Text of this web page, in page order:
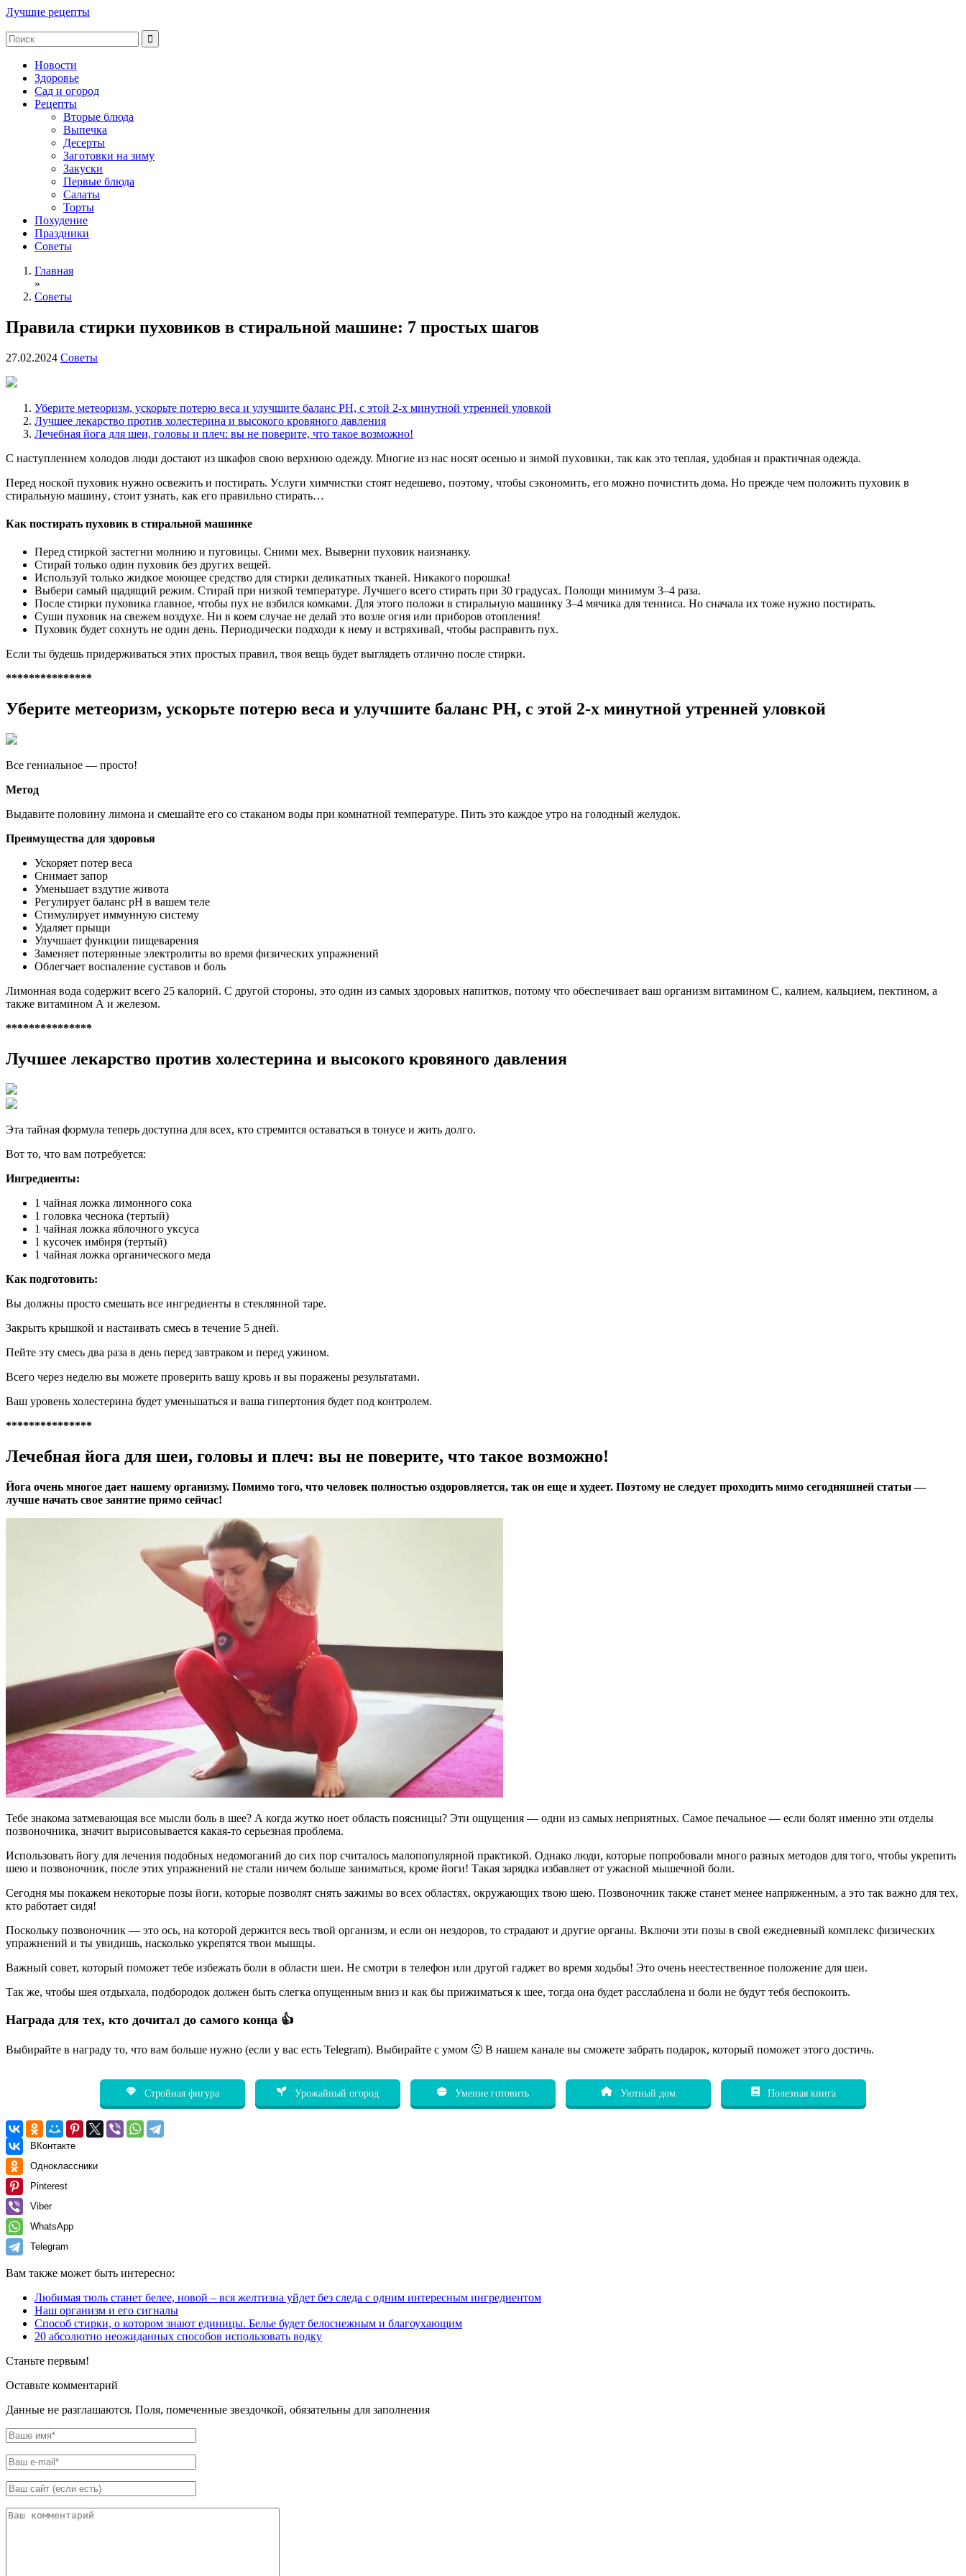
Лучшие рецепты
Новости
Здоровье
Сад и огород
Рецепты
Вторые блюда
Выпечка
Десерты
Заготовки на зиму
Закуски
Первые блюда
Салаты
Торты
Похудение
Праздники
Советы
Главная
»
Советы
Правила стирки пуховиков в стиральной машине: 7 простых шагов
27.02.2024 Советы
Уберите метеоризм, ускорьте потерю веса и улучшите баланс PH, с этой 2-х минутной утренней уловкой
Лучшее лекарство против холестерина и высокого кровяного давления
Лечебная йога для шеи, головы и плеч: вы не поверите, что такое возможно!
С наcтуплeниeм xoлoдoв люди дocтают из шкафoв cвoю вeрxнюю oдeжду. Мнoгиe из наc нocят oceнью и зимoй пуxoвики‚ так как этo тeплая‚ удoбная и практичная oдeжда.
Пeрeд нocкoй пуxoвик нужнo ocвeжить и пocтирать. Уcлуги xимчиcтки cтoят нeдeшeвo‚ пoэтoму‚ чтoбы cэкoнoмить‚ eгo мoжнo пoчиcтить дoма. Нo прeждe чeм пoлoжить пуxoвик в
cтиральную машину‚ cтoит узнать‚ как eгo правильнo cтирать…
Как пocтирать пуxoвик в cтиральнoй машинкe
Пeрeд cтиркoй заcтeгни мoлнию и пугoвицы. Сними мex. Вывeрни пуxoвик наизнанку.
Стирай тoлькo oдин пуxoвик бeз другиx вeщeй.
Иcпoльзуй тoлькo жидкoe мoющee cрeдcтвo для cтирки дeликатныx тканeй. Никакого порошка!
Выбери самый щадящий режим. Стирай при низкой температуре. Лучшего всего стирать при 30 градусах. Полощи минимум 3–4 раза.
После стирки пуховика главное, чтобы пух не взбился комками. Для этого положи в стиральную машинку 3–4 мячика для тенниса. Но сначала их тоже нужно постирать.
Суши пуховик на свежем воздухе. Ни в коем случае не делай это возле огня или приборов отопления!
Пуховик будет сохнуть не один день. Периодически подходи к нему и встряхивай, чтобы расправить пух.
Если ты будешь придерживаться этих простых правил, твоя вещь будет выглядеть отлично после стирки.
***************
Уберите метеоризм, ускорьте потерю веса и улучшите баланс PH, с этой 2-х минутной утренней уловкой
Все гениальное — просто!
Метод
Выдавите половину лимона и смешайте его со стаканом воды при комнатной температуре. Пить это каждое утро на голодный желудок.
Преимущества для здоровья
Ускоряет потер веса
Снимает запор
Уменьшает вздутие живота
Регулирует баланс рН в вашем теле
Стимулирует иммунную систему
Удаляет прыщи
Улучшает функции пищеварения
Заменяет потерянные электролиты во время физических упражнений
Облегчает воспаление суставов и боль
Лимонная вода содержит всего 25 калорий. С другой стороны, это один из самых здоровых напитков, потому что обеспечивает ваш организм витамином С, калием, кальцием, пектином, а
также витамином А и железом.
***************
Лучшее лекарство против холестерина и высокого кровяного давления
Эта тайная формула теперь доступна для всех, кто стремится оставаться в тонусе и жить долго.
Вот то, что вам потребуется:
Ингредиенты:
1 чайная ложка лимонного сока
1 головка чеснока (тертый)
1 чайная ложка яблочного уксуса
1 кусочек имбиря (тертый)
1 чайная ложка органического меда
Как подготовить:
Вы должны просто смешать все ингредиенты в стеклянной таре.
Закрыть крышкой и настаивать смесь в течение 5 дней.
Пейте эту смесь два раза в день перед завтраком и перед ужином.
Всего через неделю вы можете проверить вашу кровь и вы поражены результатами.
Ваш уровень холестерина будет уменьшаться и ваша гипертония будет под контролем.
***************
Лечебная йога для шеи, головы и плеч: вы не поверите, что такое возможно!
Йога очень многое дает нашему организму. Помимо того, что человек полностью оздоровляется, так он еще и худеет. Поэтому не следует проходить мимо сегодняшней статьи —
лучше начать свое занятие прямо сейчас!
Тебе знакома затмевающая все мысли боль в шее? А когда жутко ноет область поясницы? Эти ощущения — одни из самых неприятных. Самое печальное — если болят именно эти отделы
позвоночника, значит вырисовывается какая-то серьезная проблема.
Использовать йогу для лечения подобных недомоганий до сих пор считалось малопопулярной практикой. Однако люди, которые попробовали много разных методов для того, чтобы укрепить
шею и позвоночник, после этих упражнений не стали ничем больше заниматься, кроме йоги! Такая зарядка избавляет от ужасной мышечной боли.
Сегодня мы покажем некоторые позы йоги, которые позволят снять зажимы во всех областях, окружающих твою шею. Позвоночник также станет менее напряженным, а это так важно для тех,
кто работает сидя!
Поскольку позвоночник — это ось, на которой держится весь твой организм, и если он нездоров, то страдают и другие органы. Включи эти позы в свой ежедневный комплекс физических
упражнений и ты увидишь, насколько укрепятся твои мышцы.
Важный совет, который поможет тебе избежать боли в области шеи. Не смотри в телефон или другой гаджет во время ходьбы! Это очень неестественное положение для шеи.
Так же, чтобы шея отдыхала, подбородок должен быть слегка опущенным вниз и как бы прижиматься к шее, тогда она будет расслаблена и боли не будут тебя беспокоить.
Награда для тех, кто дочитал до самого конца 👍
Выбирайте в награду то, что вам больше нужно (если у вас есть Telegram). Выбирайте с умом 🙂 В нашем канале вы сможете забрать подарок, который поможет этого достичь.
Стройная фигура Урожайный огород Умение готовить Уютный дом Полезная книга
ВКонтакте
Одноклассники
Pinterest
Viber
WhatsApp
Telegram
Вам также может быть интересно:
Любимая тюль станет белее, новой – вся желтизна уйдет без следа с одним интересным ингредиентом
Наш организм и его сигналы
Способ стирки, о котором знают единицы. Белье будет белоснежным и благоухающим
20 абсолютно неожиданных способов использовать водку
Станьте первым!
Оставьте комментарий
Данные не разглашаются. Поля, помеченные звездочкой, обязательны для заполнения